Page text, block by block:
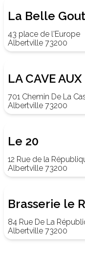
La Belle
43 place de l'Europe
Albertville 73200
LA CAVE
701 Chemin De La
Albertville 73200
Le 20
12 Rue de la
Albertville 73200
Brasserie le
84 Rue De La
Albertville 73200